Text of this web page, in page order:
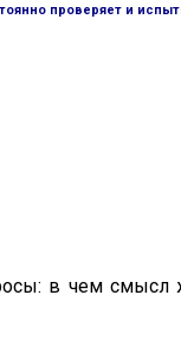
проверяет и
в чем смысл